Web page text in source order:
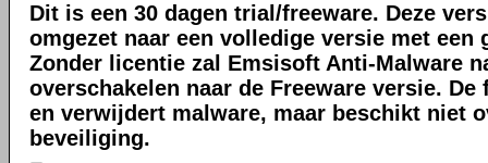
Dit is een 30 dagen trial/freeware. Deze
omgezet naar een volledige versie met een
Zonder licentie zal Emsisoft Anti-Malware
overschakelen naar de Freeware versie.
en verwijdert malware, maar beschikt niet
beveiliging.